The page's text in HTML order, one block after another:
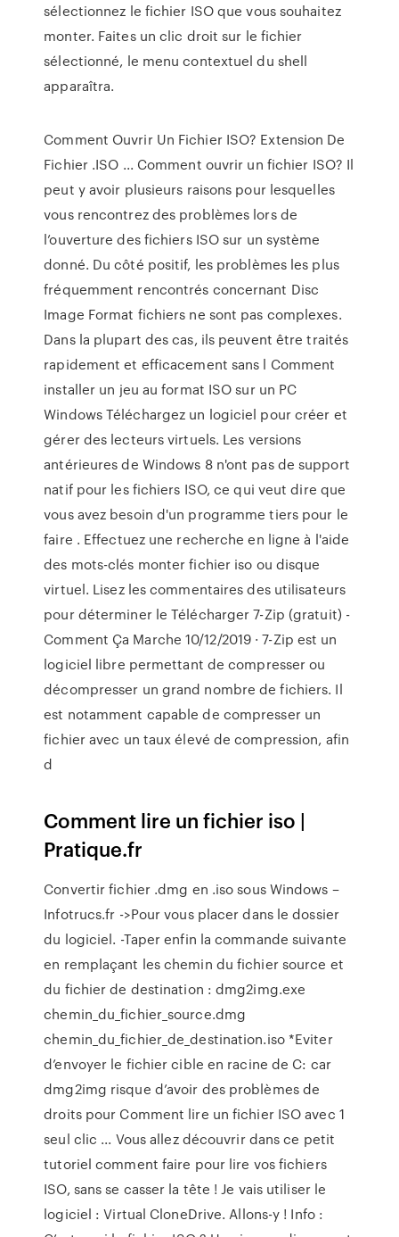
sélectionnez le fichier ISO que vous souhaitez
monter. Faites un clic droit sur le fichier
sélectionné, le menu contextuel du shell
apparaîtra.
Comment Ouvrir Un Fichier ISO? Extension De
Fichier .ISO ... Comment ouvrir un fichier ISO? Il
peut y avoir plusieurs raisons pour lesquelles
vous rencontrez des problèmes lors de
l’ouverture des fichiers ISO sur un système
donné. Du côté positif, les problèmes les plus
fréquemment rencontrés concernant Disc
Image Format fichiers ne sont pas complexes.
Dans la plupart des cas, ils peuvent être traités
rapidement et efficacement sans l Comment
installer un jeu au format ISO sur un PC
Windows Téléchargez un logiciel pour créer et
gérer des lecteurs virtuels. Les versions
antérieures de Windows 8 n'ont pas de support
natif pour les fichiers ISO, ce qui veut dire que
vous avez besoin d'un programme tiers pour le
faire . Effectuez une recherche en ligne à l'aide
des mots-clés monter fichier iso ou disque
virtuel. Lisez les commentaires des utilisateurs
pour déterminer le Télécharger 7-Zip (gratuit) -
Comment Ça Marche 10/12/2019 · 7-Zip est un
logiciel libre permettant de compresser ou
décompresser un grand nombre de fichiers. Il
est notamment capable de compresser un
fichier avec un taux élevé de compression, afin
d
Comment lire un fichier iso |
Pratique.fr
Convertir fichier .dmg en .iso sous Windows –
Infotrucs.fr ->Pour vous placer dans le dossier
du logiciel. -Taper enfin la commande suivante
en remplaçant les chemin du fichier source et
du fichier de destination : dmg2img.exe
chemin_du_fichier_source.dmg
chemin_du_fichier_de_destination.iso *Eviter
d’envoyer le fichier cible en racine de C: car
dmg2img risque d’avoir des problèmes de
droits pour Comment lire un fichier ISO avec 1
seul clic ... Vous allez découvrir dans ce petit
tutoriel comment faire pour lire vos fichiers
ISO, sans se casser la tête ! Je vais utiliser le
logiciel : Virtual CloneDrive. Allons-y ! Info :